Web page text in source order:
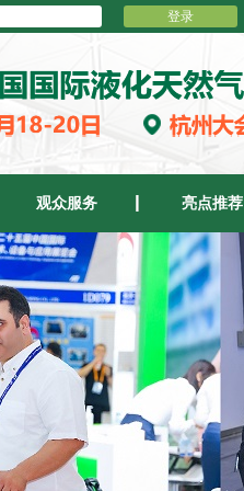
登录
观众服务 亮点推荐